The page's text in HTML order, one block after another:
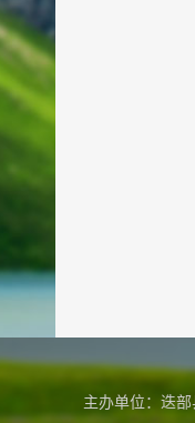
主办单位：迭